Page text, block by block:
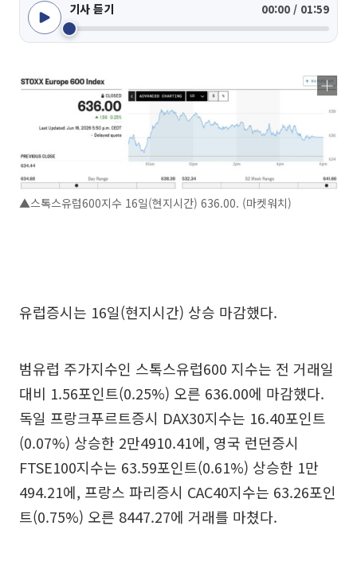
기사 듣기 00:00 / 01:59
▲스톡스유럽600지수 16일(현지시간) 636.00. (마켓워치)
유럽증시는 16일(현지시간) 상승 마감했다.
범유럽 주가지수인 스톡스유럽600 지수는 전 거래일
대비 1.56포인트(0.25%) 오른 636.00에 마감했다.
독일 프랑크푸르트증시 DAX30지수는 16.40포인트
(0.07%) 상승한 2만4910.41에, 영국 런던증시
FTSE100지수는 63.59포인트(0.61%) 상승한 1만
494.21에, 프랑스 파리증시 CAC40지수는 63.26포인
트(0.75%) 오른 8447.27에 거래를 마쳤다.